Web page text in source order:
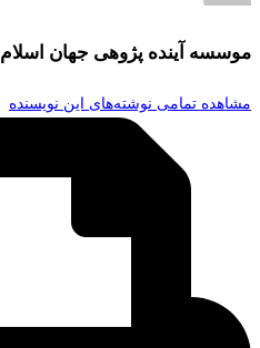
موسسه آینده پژوهی جهان اسلام
مشاهده تمامی نوشته‌های این نویسنده